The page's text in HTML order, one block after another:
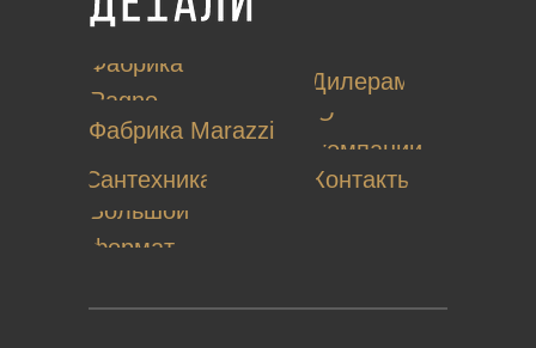
О
компании
Дилерам
Большой
формат
Фабрика
Ragno
Фабрика Marazzi
Сантехника
Контакты